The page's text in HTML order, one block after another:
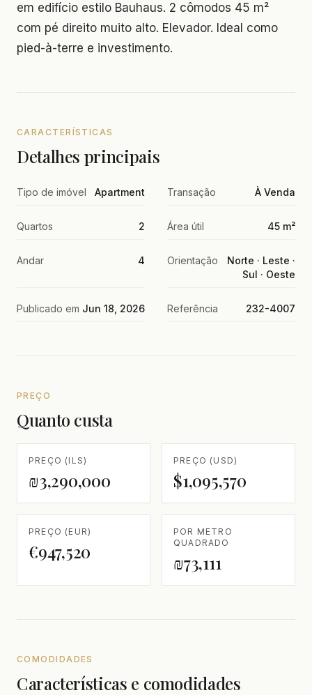
em edifício estilo Bauhaus. 2 cômodos 45 m²
com pé direito muito alto. Elevador. Ideal como
pied-à-terre e investimento.
CARACTERÍSTICAS
Detalhes principais
Tipo de imóvel Apartment Transação À Venda
Quartos 2 Área útil 45 m²
Andar 4 Orientação
Norte · Leste ·
Sul · Oeste
Publicado em Jun 18, 2026 Referência 232-4007
PREÇO
Quanto custa
PREÇO (ILS)
₪3,290,000
PREÇO (USD)
$1,095,570
PREÇO (EUR)
€947,520
POR METRO
QUADRADO
₪73,111
COMODIDADES
Características e comodidades